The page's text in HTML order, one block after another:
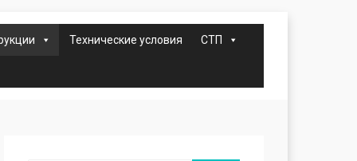
Технические условия СТП